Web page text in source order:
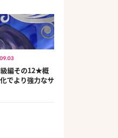
級編その12★概
でより強力なサ